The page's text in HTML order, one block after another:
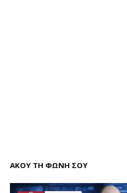
ΑΚΟΥ ΤΗ ΦΩΝΗ ΣΟΥ